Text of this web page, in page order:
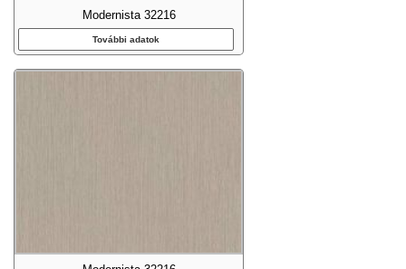
Modernista 32216
További adatok